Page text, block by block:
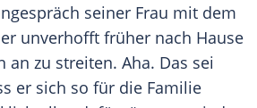
seiner Frau mit dem
unverhofft früher nach Hause
an zu streiten. Aha. Das sei
er sich so für die Familie